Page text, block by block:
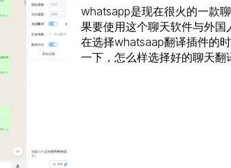
whatsapp是现在很火的一款
果要使用这个聊天软件与外国
在选择whatsaap翻译插件的
一下，怎么样选择好的聊天翻